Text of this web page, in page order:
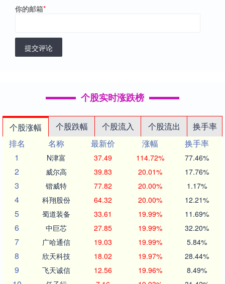
你的邮箱*
提交评论
个股实时涨跌榜
个股涨幅 个股跌幅 个股流入 个股流出
换手率
排名
名称 最新价 涨幅
换手率
1
N津富 37.49 114.72% 77.46%
2 威尔高 39.83 20.01% 17.76%
3 锴威特 77.82 20.00% 1.17%
4 科翔股份 64.32 20.00% 12.21%
5 蜀道装备 33.61 19.99% 11.69%
6 中巨芯 27.85 19.99% 32.20%
7 广哈通信 19.03 19.99% 5.84%
8 欣天科技 18.02 19.97% 28.44%
9 飞天诚信 12.56 19.96% 8.49%